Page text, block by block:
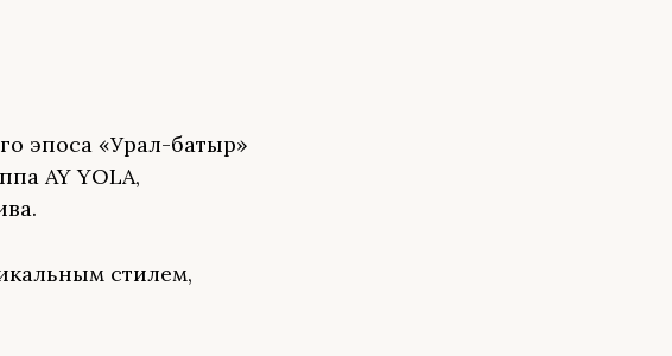
эпоса «Урал-батыр»
AY YOLA,
стилем,